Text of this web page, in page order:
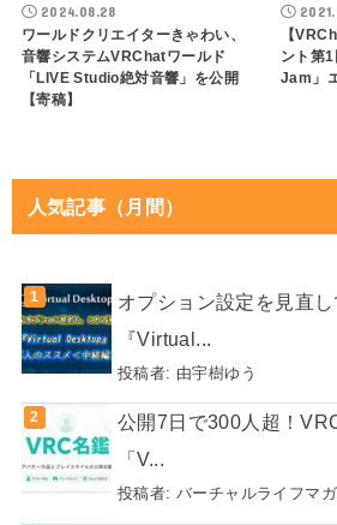
2024.08.28
ワールドクリエイターきゃわい、
音響システムVRChatワールド
「LIVE Studio絶対音響」を公開
【寄稿】
【
ント第
Jam」
人気記事（月間）
オプション設定を見直し
『Virtual...
投稿者: 由宇樹ゆう
公開7日で300人超！
「V...
投稿者: バーチャルライフマ